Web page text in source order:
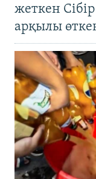
жеткен
арқылы